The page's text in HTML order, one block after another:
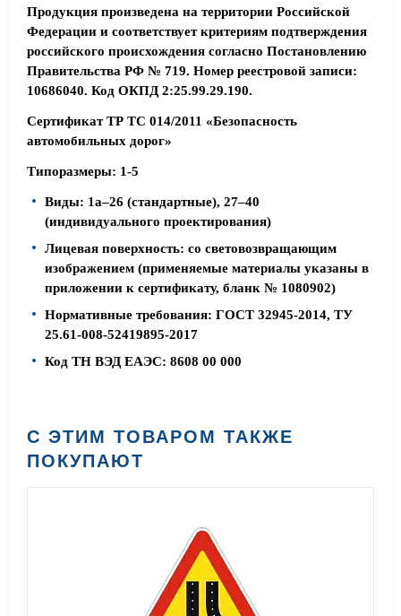
Продукция произведена на территории Российской
Федерации и соответствует критериям подтверждения
российского происхождения согласно Постановлению
Правительства РФ № 719. Номер реестровой записи:
10686040. Код ОКПД 2:25.99.29.190.
Сертификат ТР ТС 014/2011 «Безопасность
автомобильных дорог»
Типоразмеры: 1-5
Виды: 1а–26 (стандартные), 27–40
(индивидуального проектирования)
Лицевая поверхность: со световозвращающим
изображением (применяемые материалы указаны в
приложении к сертификату, бланк № 1080902)
Нормативные требования: ГОСТ 32945-2014, ТУ
25.61-008-52419895-2017
Код ТН ВЭД ЕАЭС: 8608 00 000
С ЭТИМ ТОВАРОМ ТАКЖЕ
ПОКУПАЮТ